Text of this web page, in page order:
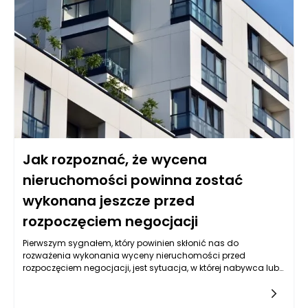
jakie mogą być konsekwencje ich ignorowania.
Uświadamianie pacjentów o tym, jak codzienne nawyki
wpływają na ich zdrowie jamy ustnej, jest jednym z
podstawowych zadań dentysty.
Jak rozpoznać, że wycena
nieruchomości powinna zostać
wykonana jeszcze przed
rozpoczęciem negocjacji
Pierwszym sygnałem, który powinien skłonić nas do
rozważenia wykonania wyceny nieruchomości przed
rozpoczęciem negocjacji, jest sytuacja, w której nabywca lub